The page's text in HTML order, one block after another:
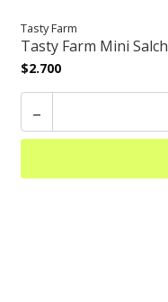
Tasty Farm
Tasty Farm Mini
$2.700
-